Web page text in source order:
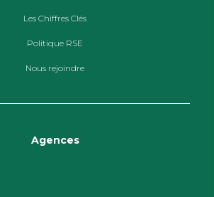
Les Chiffres Clés
Politique RSE
Nous rejoindre
Agences